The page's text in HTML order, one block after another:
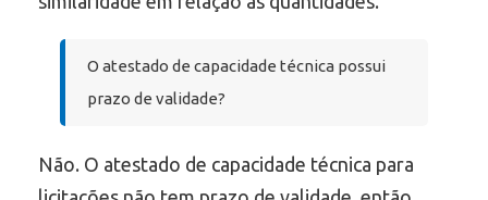
O atestado de capacidade técnica possui
prazo de validade?
Não. O atestado de capacidade técnica para